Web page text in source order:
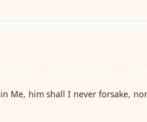
Me, him shall I never forsake,